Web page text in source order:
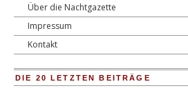
Über die Nachtgazette
Impressum
Kontakt
DIE 20 LETZTEN BEITRÄGE